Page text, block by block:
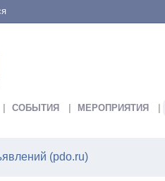
СОБЫТИЯ МЕРОПРИЯТИЯ
(pdo.ru)